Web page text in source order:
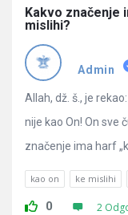
Latest
Pitanja
Kakvo značenje
mislihi?
Admin
Allah, dž. š., je rekao: لَيْسَ كَمِثْلِهِ شَيْءٌ وَهُوَ السَّمِيعُ البَصِيرُ ”…Niko
nije kao On! On sve
značenje ima harf
kao on ke mislihi
0 2